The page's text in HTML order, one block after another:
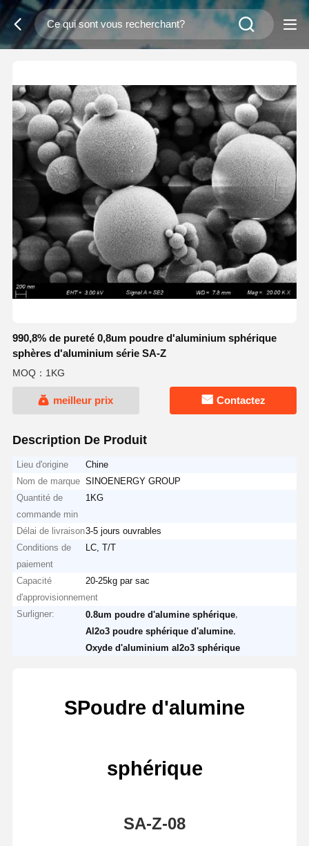
990,8% de pureté 0,8um poudre d'aluminium sphérique
sphères d'aluminium série SA-Z
MOQ：1KG
meilleur prix Contactez
Description De Produit
Lieu d'origine
Chine
Nom de marque SINOENERGY GROUP
Quantité de
commande min
1KG
Délai de livraison3-5 jours ouvrables
Conditions de
paiement
LC, T/T
Capacité
d'approvisionnement
20-25kg par sac
Surligner: 0.8um poudre d'alumine sphérique
Al2o3 poudre sphérique d'alumine
Oxyde d'aluminium al2o3 sphérique
SPoudre d'alumine
sphérique
SA-Z-08